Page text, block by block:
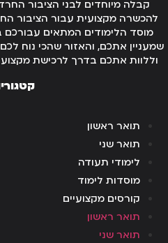
קבלה מיוחדים לבני הציבור
להכשרה מקצועית עבור הציבור
מוסד הלימודים המתאים עבורכם
אתכם, והאזור שהכי נוח לכם
וללוות אתכם בדרך לרכישת
תואר ראשון
תואר שני
לימודי תעודה
מוסדות לימוד
קורסים מקצועיים
תואר ראשון
תואר שני